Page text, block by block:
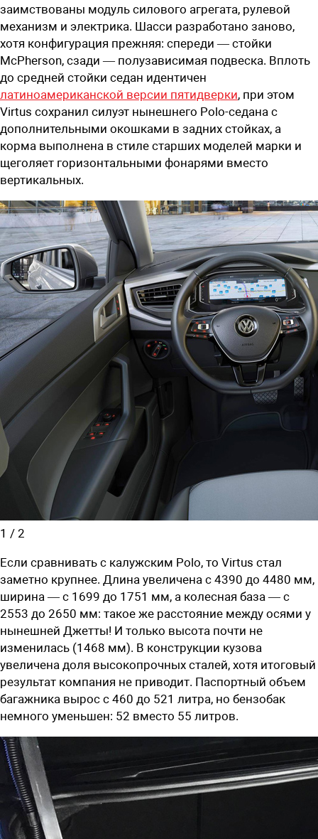
заимствованы модуль силового агрегата, рулевой
механизм и электрика. Шасси разработано заново,
хотя конфигурация прежняя: спереди — стойки
McPherson, сзади — полузависимая подвеска. Вплоть
до средней стойки седан идентичен
латиноамериканской версии пятидверки, при этом
Virtus сохранил силуэт нынешнего Polo-седана с
дополнительными окошками в задних стойках, а
корма выполнена в стиле старших моделей марки и
щеголяет горизонтальными фонарями вместо
вертикальных.
1 / 2
Если сравнивать с калужским Polo, то Virtus стал
заметно крупнее. Длина увеличена с 4390 до 4480 мм,
ширина — с 1699 до 1751 мм, а колесная база — с
2553 до 2650 мм: такое же расстояние между осями у
нынешней Джетты! И только высота почти не
изменилась (1468 мм). В конструкции кузова
увеличена доля высокопрочных сталей, хотя итоговый
результат компания не приводит. Паспортный объем
багажника вырос с 460 до 521 литра, но бензобак
немного уменьшен: 52 вместо 55 литров.